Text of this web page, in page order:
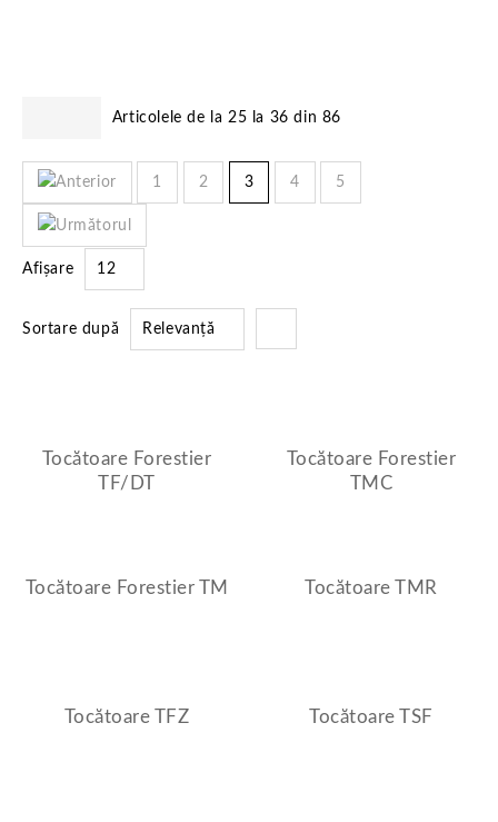
Articolele de la 25 la 36 din 86
1 2 3 4 5
Afișare 12
Sortare după Relevanță
Tocătoare Forestier
TF/DT
Tocătoare Forestier
TMC
Tocătoare Forestier TM Tocătoare TMR
Tocătoare TFZ Tocătoare TSF